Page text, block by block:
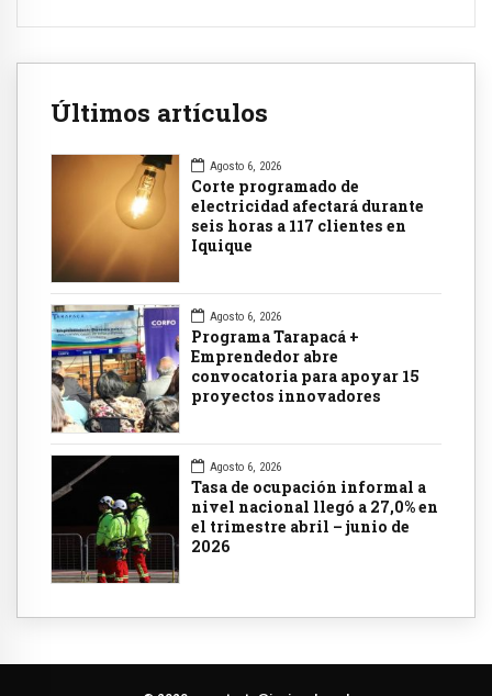
Últimos artículos
Agosto 6, 2026
Corte programado de
electricidad afectará durante
seis horas a 117 clientes en
Iquique
Agosto 6, 2026
Programa Tarapacá +
Emprendedor abre
convocatoria para apoyar 15
proyectos innovadores
Agosto 6, 2026
Tasa de ocupación informal a
nivel nacional llegó a 27,0% en
el trimestre abril – junio de
2026